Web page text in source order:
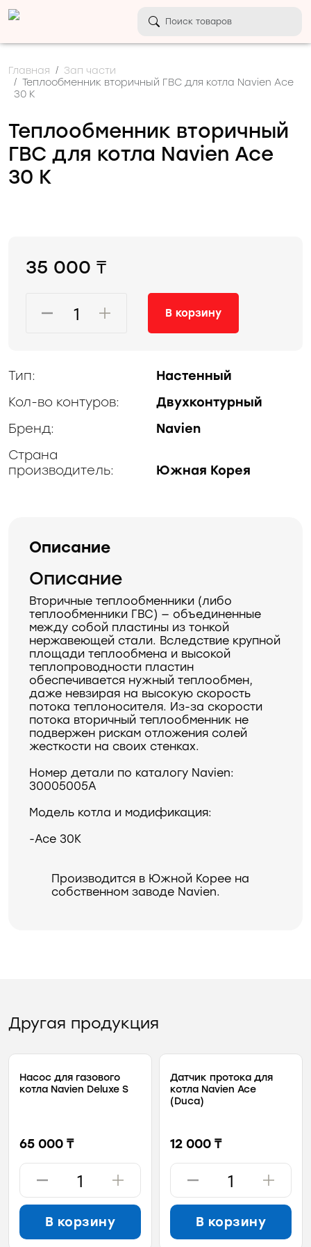
Главная
Зап части
Теплообменник вторичный ГВС для котла Navien Ace
30 К
Теплообменник вторичный
ГВС для котла Navien Ace
30 К
35 000 ₸
В корзину
Тип:
Настенный
Кол-во контуров:
Двухконтурный
Бренд:
Navien
Страна
производитель:
Южная Корея
Описание
Описание
Вторичные теплообменники (либо
теплообменники ГВС) — объединенные
между собой пластины из тонкой
нержавеющей стали. Вследствие крупной
площади теплообмена и высокой
теплопроводности пластин
обеспечивается нужный теплообмен,
даже невзирая на высокую скорость
потока теплоносителя. Из-за скорости
потока вторичный теплообменник не
подвержен рискам отложения солей
жесткости на своих стенках.
Номер детали по каталогу Navien:
30005005А
Модель котла и модификация:
-Ace 30K
Производится в Южной Корее на
собственном заводе Navien.
Другая продукция
Насос для газового
котла Navien Deluxe S
65 000 ₸
В корзину
Датчик протока для
котла Navien Ace
(Duca)
12 000 ₸
В корзину